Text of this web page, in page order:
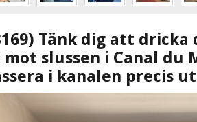
Tänk dig att
slussen i Canal du
i kanalen precis